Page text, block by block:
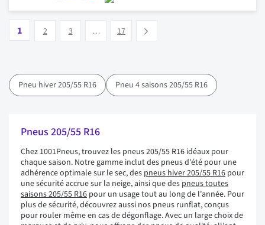
Vous lisez actuellement la page
1 2 3 … 17
Pneu hiver 205/55 R16 Pneu 4 saisons 205/55 R16
Pneus 205/55 R16
Chez 1001Pneus, trouvez les pneus 205/55 R16 idéaux pour
chaque saison. Notre gamme inclut des pneus d'été pour une
adhérence optimale sur le sec, des pneus hiver 205/55 R16 pour
une sécurité accrue sur la neige, ainsi que des pneus toutes
saisons 205/55 R16 pour un usage tout au long de l'année. Pour
plus de sécurité, découvrez aussi nos pneus runflat, conçus
pour rouler même en cas de dégonflage. Avec un large choix de